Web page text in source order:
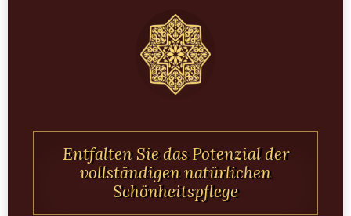
Entfalten Sie das Potenzial der
vollständigen natürlichen
Schönheitspflege